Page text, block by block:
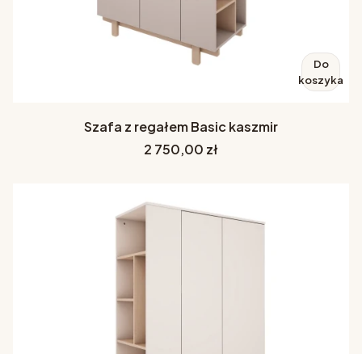
Do
koszyka
Szafa z regałem Basic kaszmir
Cena
2 750,00 zł